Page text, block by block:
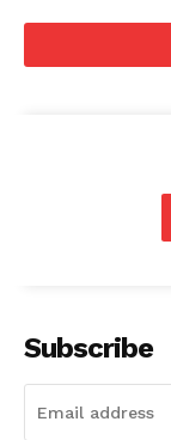
Subscribe